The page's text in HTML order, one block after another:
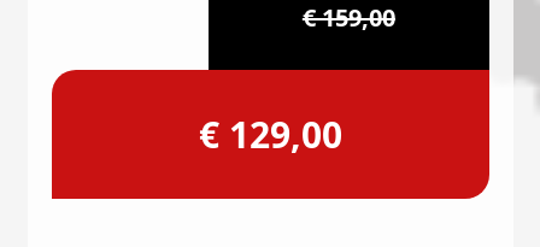
€ 159,00
€ 129,00